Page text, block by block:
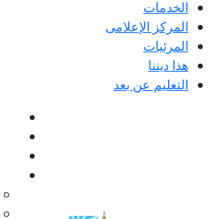
الخدمات
المركز الإعلامى
المرئيات
هذا ديننا
التعليم عن بعد